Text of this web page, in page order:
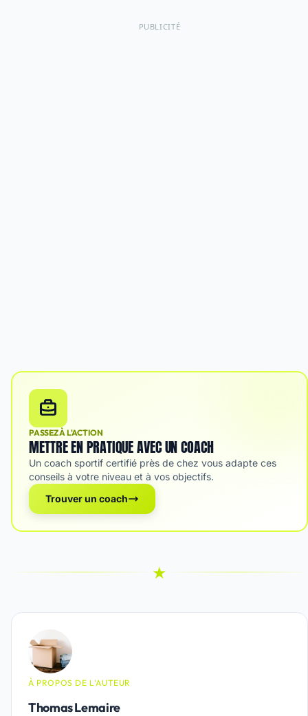
PUBLICITÉ
PASSEZ À L'ACTION
METTRE EN PRATIQUE AVEC UN COACH
Un coach sportif certifié près de chez vous adapte ces
conseils à votre niveau et à vos objectifs.
Trouver un coach
★
À PROPOS DE L'AUTEUR
Thomas Lemaire